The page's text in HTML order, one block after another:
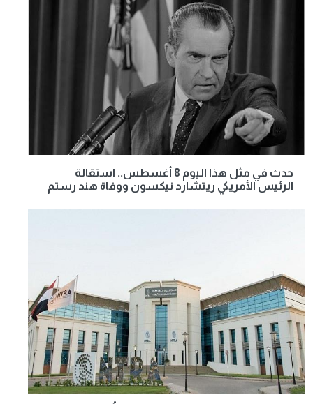
حدث في مثل هذا اليوم 8 أغسطس.. استقالة
الرئيس الأمريكي ريتشارد نيكسون ووفاة هند رستم